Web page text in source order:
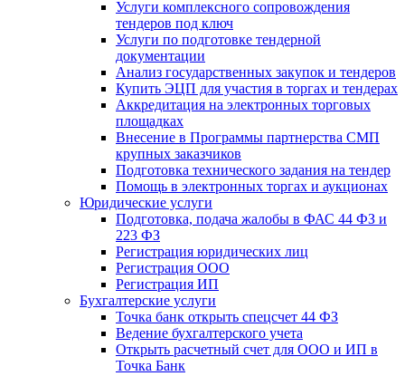
Услуги комплексного сопровождения
тендеров под ключ
Услуги по подготовке тендерной
документации
Анализ государственных закупок и тендеров
Купить ЭЦП для участия в торгах и тендерах
Аккредитация на электронных торговых
площадках
Внесение в Программы партнерства СМП
крупных заказчиков
Подготовка технического задания на тендер
Помощь в электронных торгах и аукционах
Юридические услуги
Подготовка, подача жалобы в ФАС 44 ФЗ и
223 ФЗ
Регистрация юридических лиц
Регистрация ООО
Регистрация ИП
Бухгалтерские услуги
Точка банк открыть спецсчет 44 ФЗ
Ведение бухгалтерского учета
Открыть расчетный счет для ООО и ИП в
Точка Банк